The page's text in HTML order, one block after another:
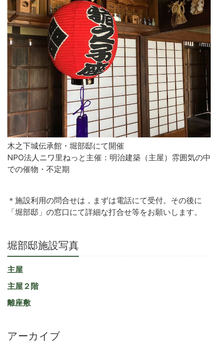
木之下城伝承館・堀部邸にて開催
NPO法人ニワ里ねっと主催：明治建築（主屋）雰囲気の中
での催物・不定期
＊施設利用の問合せは，まずは電話にて受付。その後に
「堀部邸」の窓口にて詳細な打合せ等をお願いします。
堀部邸施設写真
主屋
主屋２階
離座敷
アーカイブ